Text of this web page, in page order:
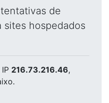
de
sites hospedados
216.73.216.46,